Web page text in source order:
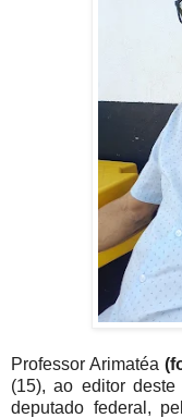
Professor Arimatéa
(15), ao editor
deputado federal,